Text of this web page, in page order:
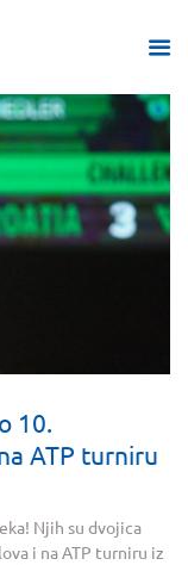
10.
ATP turniru
Njih su dvojica
i na ATP turniru iz